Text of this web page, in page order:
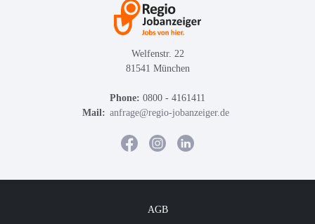
Welfenstr. 22
81541 München
Phone: 0800 - 4161411
Mail: anfrage@regio-jobanzeiger.de
AGB